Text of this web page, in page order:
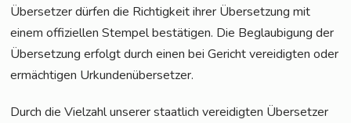
Über­set­zer dür­fen die Rich­tig­keit ihrer Über­set­zung mit
einem offi­zi­el­len Stem­pel bestä­ti­gen. Die Beglau­bi­gung der
Über­set­zung erfolgt durch einen bei Gericht ver­ei­dig­ten oder
ermäch­ti­gen Urkundenübersetzer.
Durch die Viel­zahl unse­rer staat­lich ver­ei­dig­ten Über­set­zer